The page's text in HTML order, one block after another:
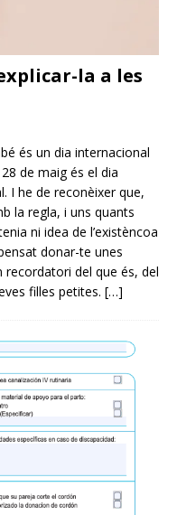
la a les
és un dia internacional
de maig és el dia
I he de reconèixer que,
la regla, i uns quants
ni idea de l’existèncoa
donar-te unes
recordatori del que és, del
filles petites. […]